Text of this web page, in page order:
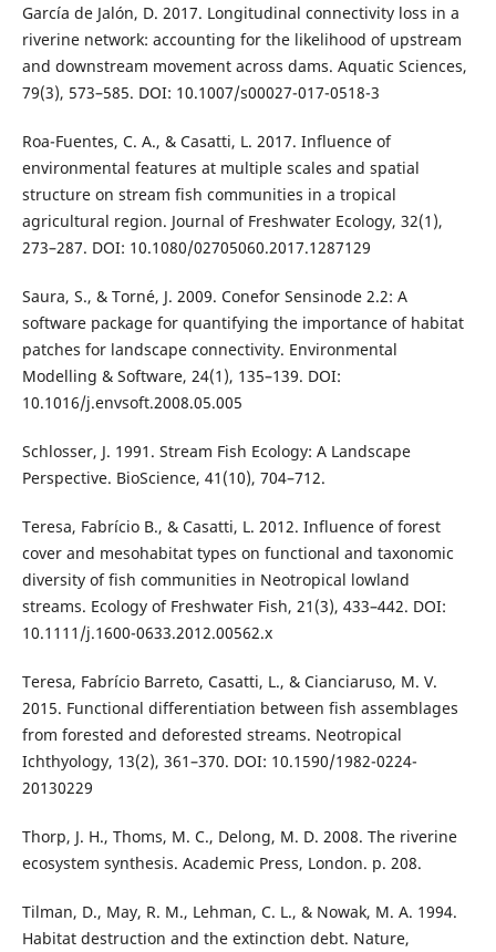
García de Jalón, D. 2017. Longitudinal connectivity loss in a
riverine network: accounting for the likelihood of upstream
and downstream movement across dams. Aquatic Sciences,
79(3), 573–585. DOI: 10.1007/s00027-017-0518-3
Roa-Fuentes, C. A., & Casatti, L. 2017. Influence of
environmental features at multiple scales and spatial
structure on stream fish communities in a tropical
agricultural region. Journal of Freshwater Ecology, 32(1),
273–287. DOI: 10.1080/02705060.2017.1287129
Saura, S., & Torné, J. 2009. Conefor Sensinode 2.2: A
software package for quantifying the importance of habitat
patches for landscape connectivity. Environmental
Modelling & Software, 24(1), 135–139. DOI:
10.1016/j.envsoft.2008.05.005
Schlosser, J. 1991. Stream Fish Ecology: A Landscape
Perspective. BioScience, 41(10), 704–712.
Teresa, Fabrício B., & Casatti, L. 2012. Influence of forest
cover and mesohabitat types on functional and taxonomic
diversity of fish communities in Neotropical lowland
streams. Ecology of Freshwater Fish, 21(3), 433–442. DOI:
10.1111/j.1600-0633.2012.00562.x
Teresa, Fabrício Barreto, Casatti, L., & Cianciaruso, M. V.
2015. Functional differentiation between fish assemblages
from forested and deforested streams. Neotropical
Ichthyology, 13(2), 361–370. DOI: 10.1590/1982-0224-
20130229
Thorp, J. H., Thoms, M. C., Delong, M. D. 2008. The riverine
ecosystem synthesis. Academic Press, London. p. 208.
Tilman, D., May, R. M., Lehman, C. L., & Nowak, M. A. 1994.
Habitat destruction and the extinction debt. Nature,